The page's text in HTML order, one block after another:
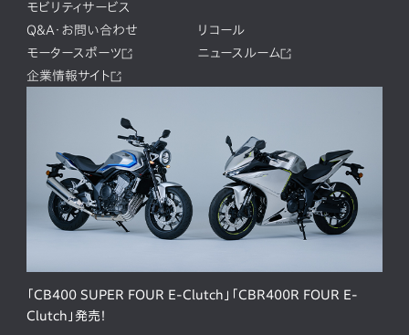
モビリティサービス
Q&A・お問い合わせ
リコール
モータースポーツ
ニュースルーム
企業情報サイト
「CB400 SUPER FOUR E-Clutch」「CBR400R FOUR E-
Clutch」発売！